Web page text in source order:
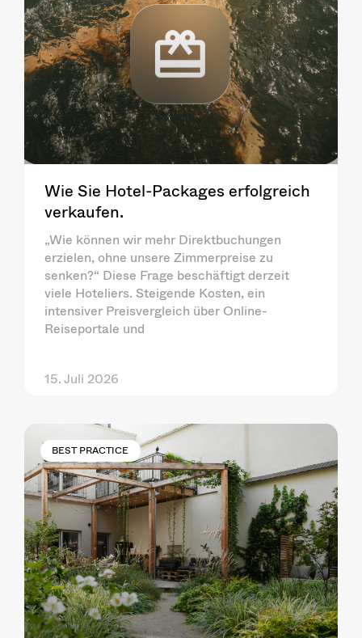
Wie Sie Hotel-Packages erfolgreich
verkaufen.
„Wie können wir mehr Direktbuchungen
erzielen, ohne unsere Zimmerpreise zu
senken?“ Diese Frage beschäftigt derzeit
viele Hoteliers. Steigende Kosten, ein
intensiver Preisvergleich über Online-
Reiseportale und
15. Juli 2026
BEST PRACTICE